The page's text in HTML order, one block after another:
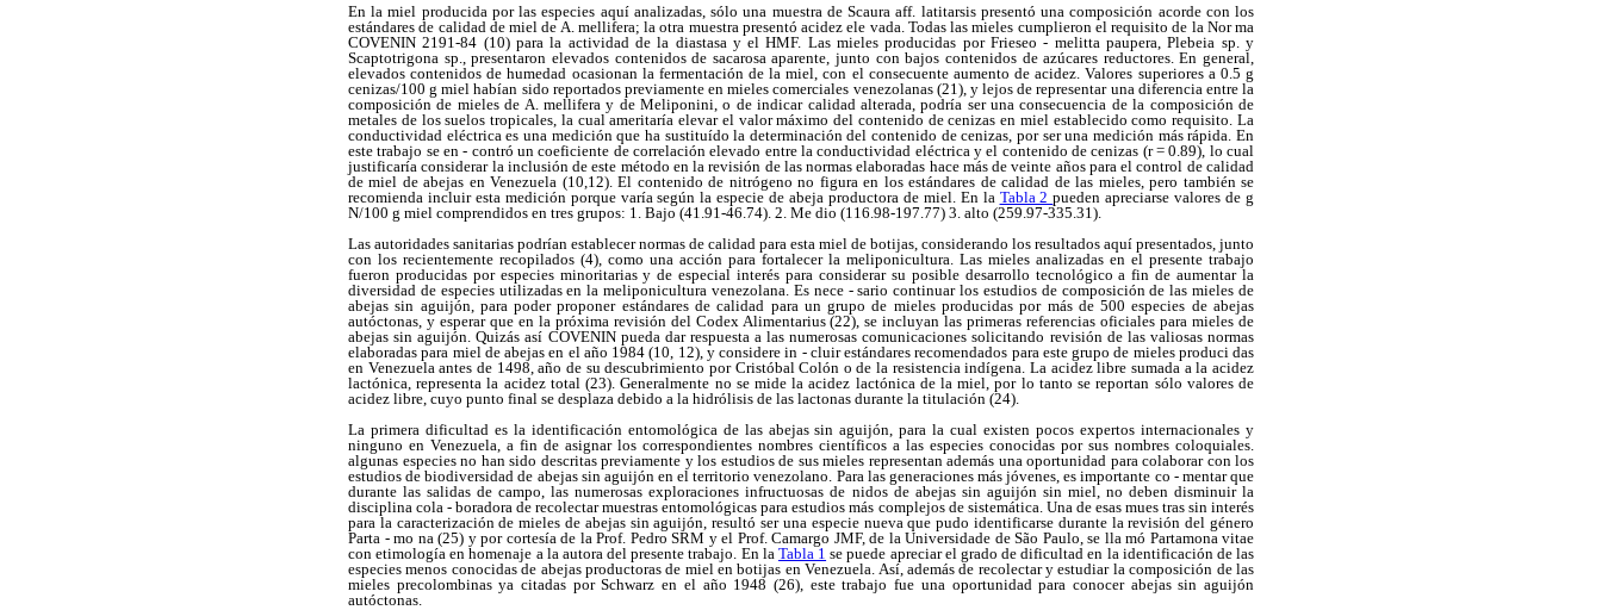
En la miel producida por las especies aquí analizadas, sólo una muestra de Scaura aff. latitarsis presentó una composición acorde con los
estándares de calidad de miel de A. mellifera; la otra muestra presentó acidez ele vada. Todas las mieles cumplieron el requisito de la Nor ma
COVENIN 2191-84 (10) para la actividad de la diastasa y el HMF. Las mieles producidas por Frieseo - melitta paupera, Plebeia sp. y
Scaptotrigona sp., presentaron elevados contenidos de sacarosa aparente, junto con bajos contenidos de azúcares reductores. En general,
elevados contenidos de humedad ocasionan la fermentación de la miel, con el consecuente aumento de acidez. Valores superiores a 0.5 g
cenizas/100 g miel habían sido reportados previamente en mieles comerciales venezolanas (21), y lejos de representar una diferencia entre la
composición de mieles de A. mellifera y de Meliponini, o de indicar calidad alterada, podría ser una consecuencia de la composición de
metales de los suelos tropicales, la cual ameritaría elevar el valor máximo del contenido de cenizas en miel establecido como requisito. La
conductividad eléctrica es una medición que ha sustituído la determinación del contenido de cenizas, por ser una medición más rápida. En
este trabajo se en - contró un coeficiente de correlación elevado entre la conductividad eléctrica y el contenido de cenizas (r = 0.89), lo cual
justificaría considerar la inclusión de este método en la revisión de las normas elaboradas hace más de veinte años para el control de calidad
de miel de abejas en Venezuela (10,12). El contenido de nitrógeno no figura en los estándares de calidad de las mieles, pero también se
recomienda incluir esta medición porque varía según la especie de abeja productora de miel. En la Tabla 2pueden apreciarse valores de g
N/100 g miel comprendidos en tres grupos: 1. Bajo (41.91-46.74). 2. Me dio (116.98-197.77) 3. alto (259.97-335.31).
Las autoridades sanitarias podrían establecer normas de calidad para esta miel de botijas, considerando los resultados aquí presentados, junto
con los recientemente recopilados (4), como una acción para fortalecer la meliponicultura. Las mieles analizadas en el presente trabajo
fueron producidas por especies minoritarias y de especial interés para considerar su posible desarrollo tecnológico a fin de aumentar la
diversidad de especies utilizadas en la meliponicultura venezolana. Es nece - sario continuar los estudios de composición de las mieles de
abejas sin aguijón, para poder proponer estándares de calidad para un grupo de mieles producidas por más de 500 especies de abejas
autóctonas, y esperar que en la próxima revisión del Codex Alimentarius (22), se incluyan las primeras referencias oficiales para mieles de
abejas sin aguijón. Quizás así COVENIN pueda dar respuesta a las numerosas comunicaciones solicitando revisión de las valiosas normas
elaboradas para miel de abejas en el año 1984 (10, 12), y considere in - cluir estándares recomendados para este grupo de mieles produci das
en Venezuela antes de 1498, año de su descubrimiento por Cristóbal Colón o de la resistencia indígena. La acidez libre sumada a la acidez
lactónica, representa la acidez total (23). Generalmente no se mide la acidez lactónica de la miel, por lo tanto se reportan sólo valores de
acidez libre, cuyo punto final se desplaza debido a la hidrólisis de las lactonas durante la titulación (24).
La primera dificultad es la identificación entomológica de las abejas sin aguijón, para la cual existen pocos expertos internacionales y
ninguno en Venezuela, a fin de asignar los correspondientes nombres científicos a las especies conocidas por sus nombres coloquiales.
algunas especies no han sido descritas previamente y los estudios de sus mieles representan además una oportunidad para colaborar con los
estudios de biodiversidad de abejas sin aguijón en el territorio venezolano. Para las generaciones más jóvenes, es importante co - mentar que
durante las salidas de campo, las numerosas exploraciones infructuosas de nidos de abejas sin aguijón sin miel, no deben disminuir la
disciplina cola - boradora de recolectar muestras entomológicas para estudios más complejos de sistemática. Una de esas mues tras sin interés
para la caracterización de mieles de abejas sin aguijón, resultó ser una especie nueva que pudo identificarse durante la revisión del género
Parta - mo na (25) y por cortesía de la Prof. Pedro SRM y el Prof. Camargo JMF, de la Universidade de São Paulo, se lla mó Partamona vitae
con etimología en homenaje a la autora del presente trabajo. En la Tabla 1 se puede apreciar el grado de dificultad en la identificación de las
especies menos conocidas de abejas productoras de miel en botijas en Venezuela. Así, además de recolectar y estudiar la composición de las
mieles precolombinas ya citadas por Schwarz en el año 1948 (26), este trabajo fue una oportunidad para conocer abejas sin aguijón
autóctonas.